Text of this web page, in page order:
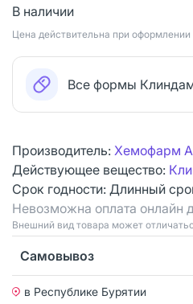
В наличии
Цена действительна при оформлении
Все формы
Производитель: Хемофарм
Действующее вещество:
Срок годности: Длинный
Невозможна оплата онлайн
Bнешний вид товара может
Самовывоз
в Республике Бурятии